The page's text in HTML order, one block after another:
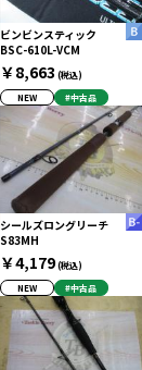
ビンビンスティック
BSC-610L-VCM
￥8,663 (税込)
NEW
#中古品
シールズロングリーチ
S83MH
￥4,179(税込)
NEW
#中古品